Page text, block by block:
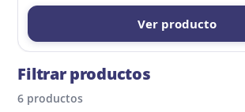
Ver producto
Filtrar productos
6 productos